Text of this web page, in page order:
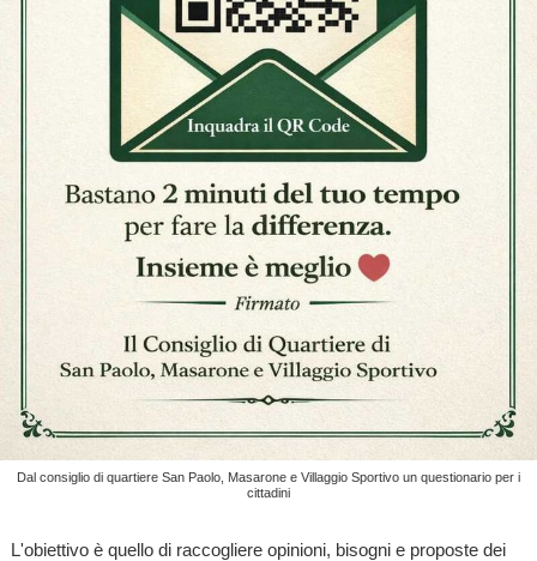
Dal consiglio di quartiere San Paolo, Masarone e Villaggio Sportivo un questionario per i
cittadini
L'obiettivo è quello di raccogliere opinioni, bisogni e proposte dei